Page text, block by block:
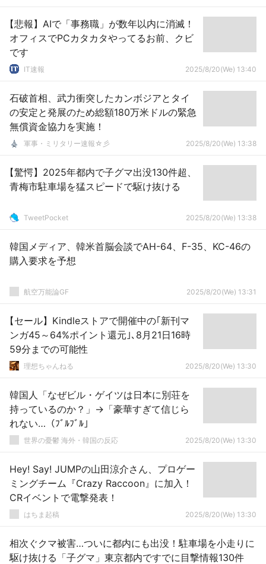
【悲報】AIで「事務職」が数年以内に消滅！
オフィスでPCカタカタやってるお前、クビ
です
IT速報 2025/8/20(We) 13:40
石破首相、武力衝突したカンボジアとタイ
の安定と発展のため総額180万米ドルの緊急
無償資金協力を実施！
軍事・ミリタリー速報☆彡 2025/8/20(We) 13:38
【驚愕】2025年都内で子グマ出没130件超、
青梅市駐車場を猛スピードで駆け抜ける
TweetPocket 2025/8/20(We) 13:38
韓国メディア、韓米首脳会談でAH-64、F-35、KC-46の
購入要求を予想
航空万能論GF 2025/8/20(We) 13:31
【セール】Kindleストアで開催中の｢新刊マ
ンガ45～64%ポイント還元｣､8月21日16時
59分までの可能性
理想ちゃんねる 2025/8/20(We) 13:30
韓国人「なぜビル・ゲイツは日本に別荘を
持っているのか？」→「豪華すぎて信じら
れない…（ﾌﾞﾙﾌﾞﾙ」
世界の憂鬱 海外・韓国の反応 2025/8/20(We) 13:30
Hey! Say! JUMPの山田涼介さん、プロゲー
ミングチーム『Crazy Raccoon』に加入！
CRイベントで電撃発表！
はちま起稿 2025/8/20(We) 13:30
相次ぐクマ被害…ついに都内にも出没！駐車場を小走りに
駆け抜ける「子グマ」東京都内ですでに目撃情報130件